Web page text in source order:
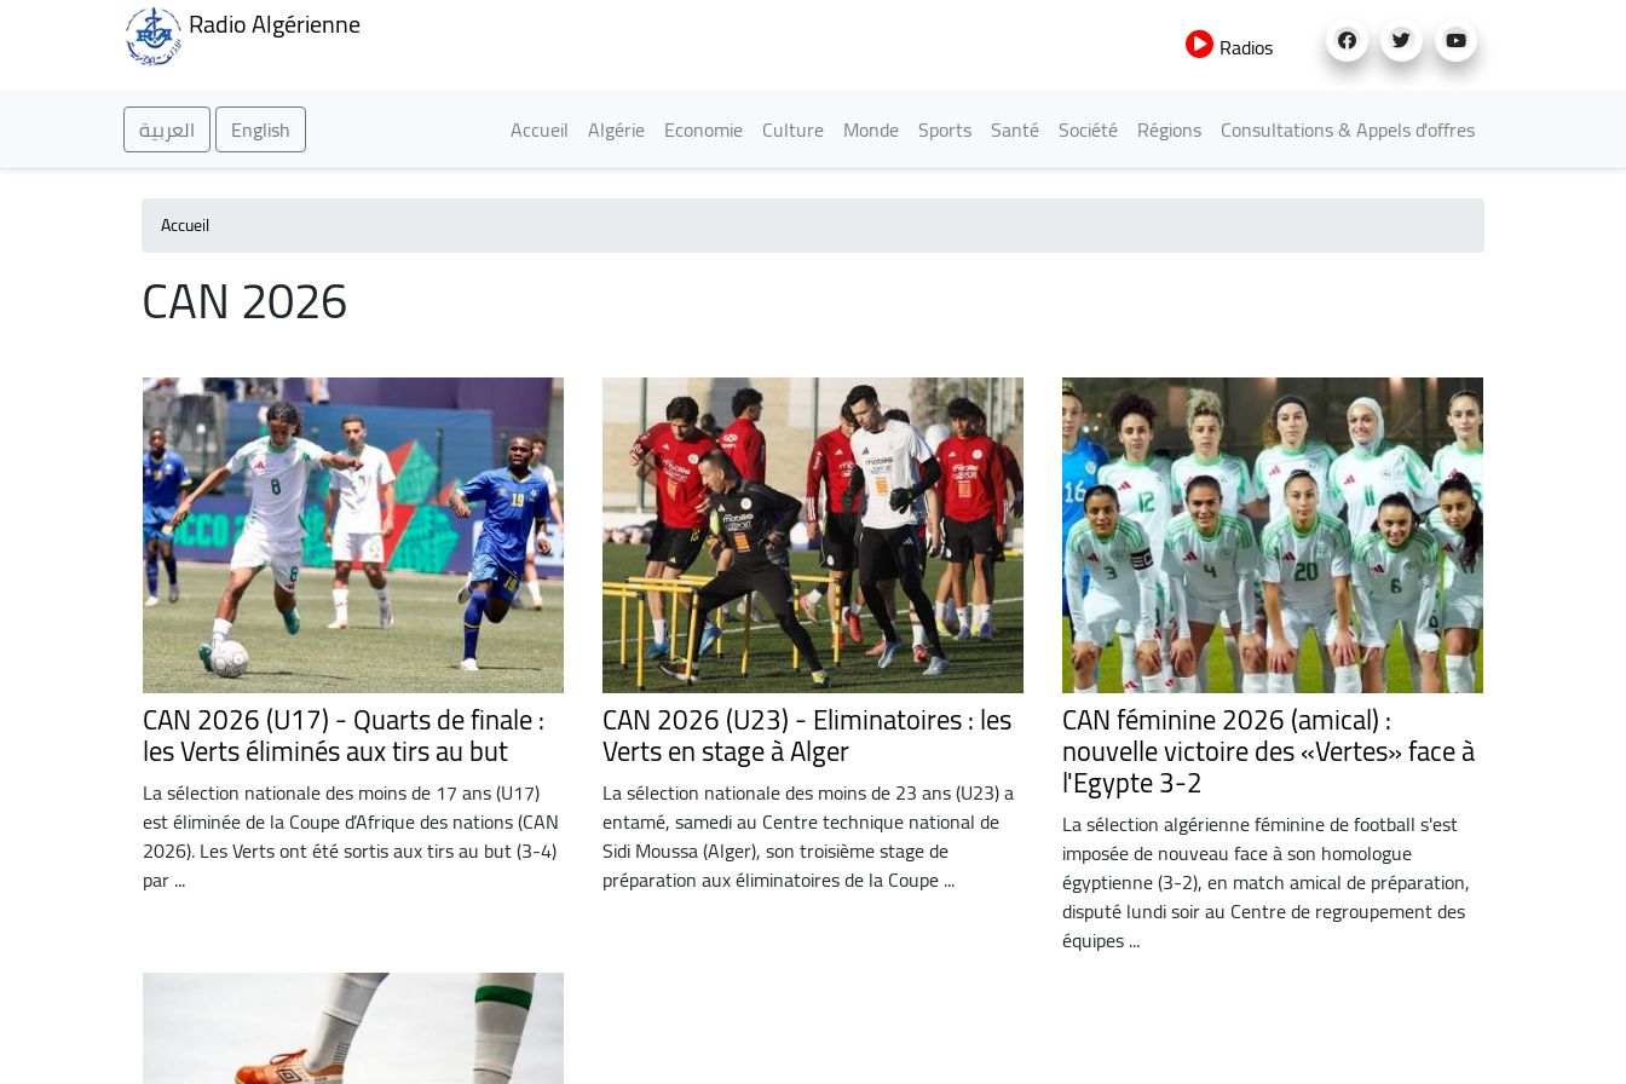
Radio Algérienne
Radios
العربية English Main navigation
Accueil Algérie Economie Culture Monde Sports Santé Société Régions Consultations & Appels d'offres
Accueil
CAN 2026
CAN 2026 (U17) - Quarts de finale :
les Verts éliminés aux tirs au but
La sélection nationale des moins de 17 ans (U17)
est éliminée de la Coupe d’Afrique des nations (CAN
2026). Les Verts ont été sortis aux tirs au but (3-4)
par ...
CAN 2026 (U23) - Eliminatoires : les
Verts en stage à Alger
La sélection nationale des moins de 23 ans (U23) a
entamé, samedi au Centre technique national de
Sidi Moussa (Alger), son troisième stage de
préparation aux éliminatoires de la Coupe ...
CAN féminine 2026 (amical) :
nouvelle victoire des «Vertes» face à
l'Egypte 3-2
La sélection algérienne féminine de football s'est
imposée de nouveau face à son homologue
égyptienne (3-2), en match amical de préparation,
disputé lundi soir au Centre de regroupement des
équipes ...